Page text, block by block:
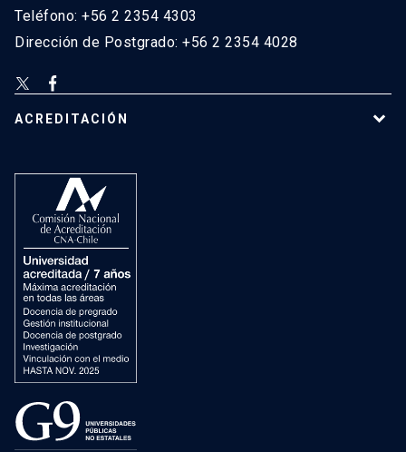
Teléfono: +56 2 2354 4303
Dirección de Postgrado: +56 2 2354 4028
ACREDITACIÓN